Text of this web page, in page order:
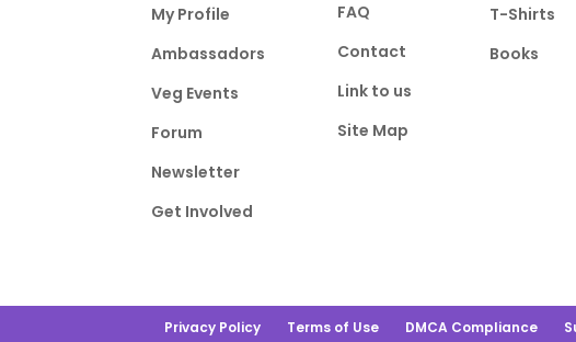
My Profile
Ambassadors
Veg Events
Forum
Newsletter
Get Involved
FAQ
Contact
Link to us
Site Map
T-Shirts
Books
Privacy Policy Terms of Use DMCA Compliance